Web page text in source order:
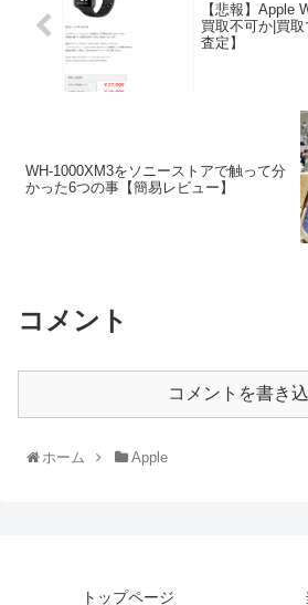
【悲報】Apple
買取不可か|買
査定】
WH-1000XM3をソニーストアで触って分
かった6つの事【簡易レビュー】
コメント
コメントを書き
ホーム Apple
トップページ